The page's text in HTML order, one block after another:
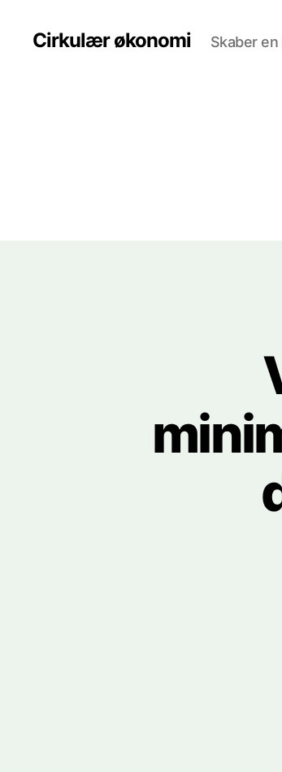
Cirkulær økonomi Skaber